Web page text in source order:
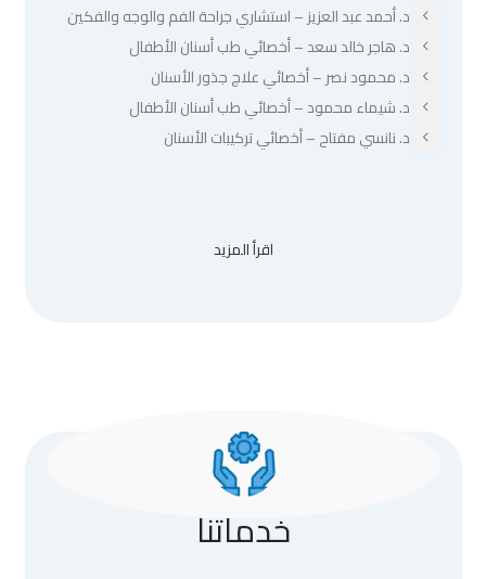
د. أحمد عبد العزيز – استشاري جراحة الفم والوجه والفكين
د. هاجر خالد سعد – أخصائي طب أسنان الأطفال
د. محمود نصر – أخصائي علاج جذور الأسنان
د. شيماء محمود – أخصائي طب أسنان الأطفال
د. نانسي مفتاح – أخصائي تركيبات الأسنان
اقرأ المزيد
خدماتنا